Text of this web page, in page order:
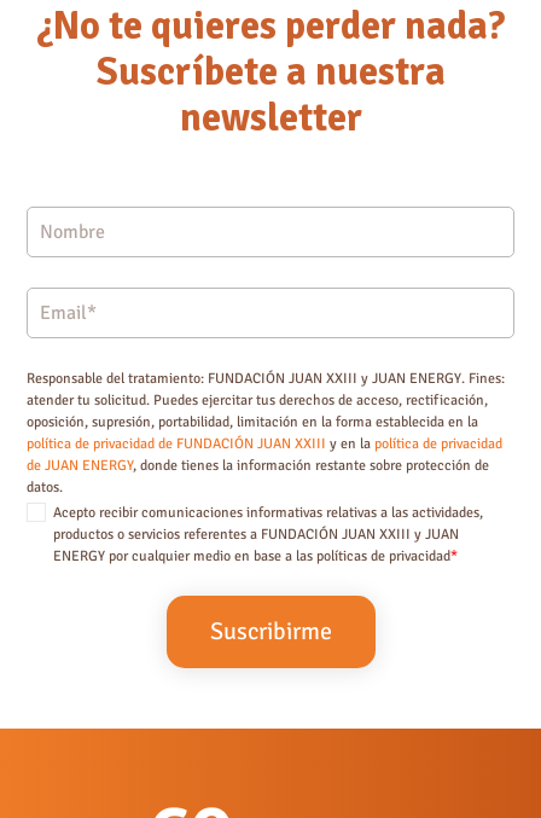
¿No te quieres perder nada?
Suscríbete a nuestra
newsletter
Responsable del tratamiento: FUNDACIÓN JUAN XXIII y JUAN ENERGY. Fines:
atender tu solicitud. Puedes ejercitar tus derechos de acceso, rectificación,
oposición, supresión, portabilidad, limitación en la forma establecida en la
política de privacidad de FUNDACIÓN JUAN XXIII y en la política de privacidad
de JUAN ENERGY, donde tienes la información restante sobre protección de
datos.
Acepto recibir comunicaciones informativas relativas a las actividades,
productos o servicios referentes a FUNDACIÓN JUAN XXIII y JUAN
ENERGY por cualquier medio en base a las políticas de privacidad*